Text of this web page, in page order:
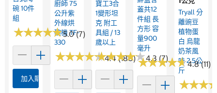
碗 10件
組
★★★★★
★★★★★5.0 (7)
加入購物車
廚師 75
公升紫
外線烘
碗機 TF-
330
★★★★★
★★★★★4.4 (180)
寶工3合
1變形坦
克 附工
具組 / 13
歲以上
★★★★★
★★★★★4.3 (7)
蓋共12
件組 長
方形 容
量900
毫升
★★★★★
★★★★★4.8 (11)
Tryall 分
離豌豆
植物蛋
白 烏龍
奶茶風
味 2.5公
斤
★★★
★★★